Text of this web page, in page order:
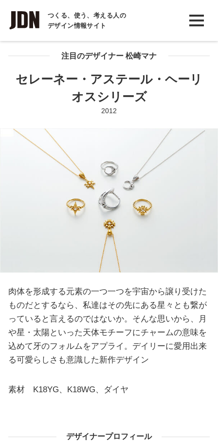
つくる、使う、考える人の
デザイン情報サイト
INTERVIEW
インタビュー
REPORT
COLUMN
注目のデザイナー 松崎マナ
セレーネー・アステール・ヘーリ
オスシリーズ
2012
肉体を形成する元素の一つ一つを宇宙から譲り受けた
ものだとするなら、私達はその先にある星々とも繋が
っていると言えるのではないか。そんな思いから、月
や星・太陽といった天体モチーフにチャームの意味を
込めて牙のフォルムをアプライ。デイリーに愛用出来
る可愛らしさも意識した新作デザイン
素材 K18YG、K18WG、ダイヤ
デザイナープロフィール